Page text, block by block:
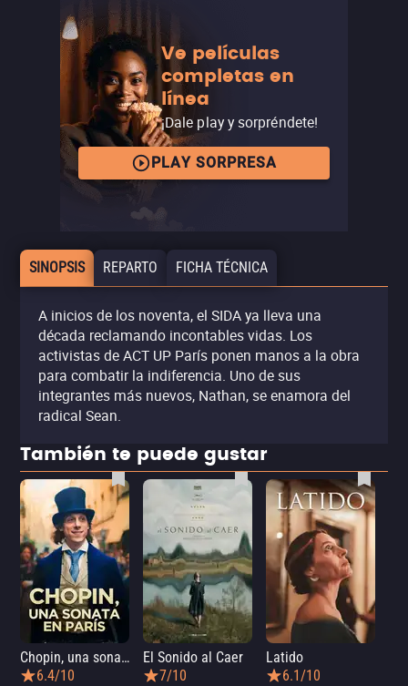
Ve películas
completas en
línea
¡Dale play y sorpréndete!
PLAY SORPRESA
SINOPSIS REPARTO FICHA TÉCNICA
A inicios de los noventa, el SIDA ya lleva una
década reclamando incontables vidas. Los
activistas de ACT UP París ponen manos a la obra
para combatir la indiferencia. Uno de sus
integrantes más nuevos, Nathan, se enamora del
radical Sean.
También te puede gustar
Chopin, una sonata en París
6.4/10
El Sonido al Caer
7/10
Latido
6.1/10